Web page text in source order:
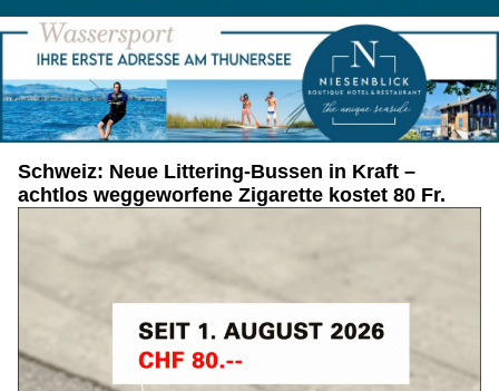
Schweiz: Neue Littering-Bussen in Kraft –
achtlos weggeworfene Zigarette kostet 80 Fr.